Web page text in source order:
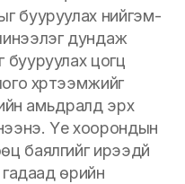
бууруулах нийгэм-
дундаж
бууруулах цогц
хүртээмжийг
амьдралд эрх
Үе хоорондын
баялгийг ирээдүй
гадаад өрийн